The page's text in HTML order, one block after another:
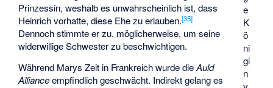
e
K
ö
ni
gi
n
Prinzessin, weshalb es unwahrscheinlich ist, dass
Heinrich vorhatte, diese Ehe zu erlauben.[35]
Dennoch stimmte er zu, möglicherweise, um seine
widerwillige Schwester zu beschwichtigen.
Während Marys Zeit in Frankreich wurde dieAuld
Allianceempfindlich geschwächt. Indirekt gelang es